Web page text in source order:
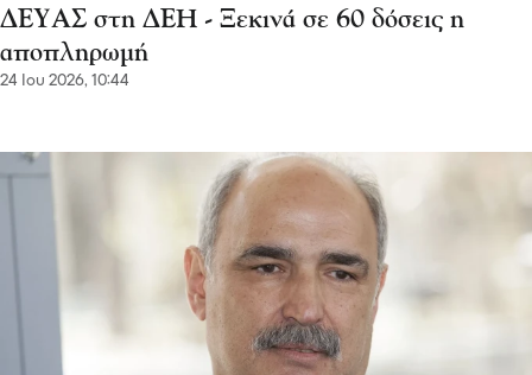
ΔΕΥΑΣ στη ΔΕΗ - Ξεκινά σε 60 δόσεις η
αποπληρωμή
24 Ιου 2026, 10:44